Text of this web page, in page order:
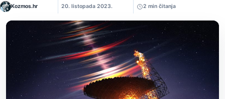
Kozmos.hr 20. listopada 2023. 2 min čitanja